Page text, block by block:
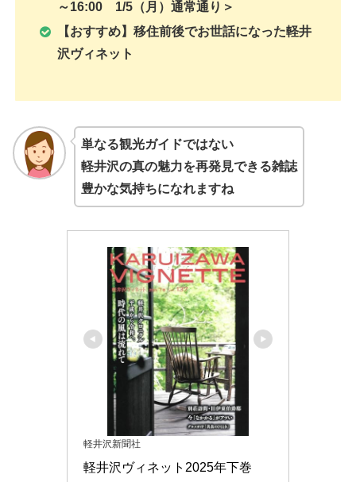
～16:00 1/5（月）通常通り＞
【おすすめ】移住前後でお世話になった軽井
沢ヴィネット
単なる観光ガイドではない
軽井沢の真の魅力を再発見できる雑誌
豊かな気持ちになれますね
軽井沢新聞社
軽井沢ヴィネット2025年下巻